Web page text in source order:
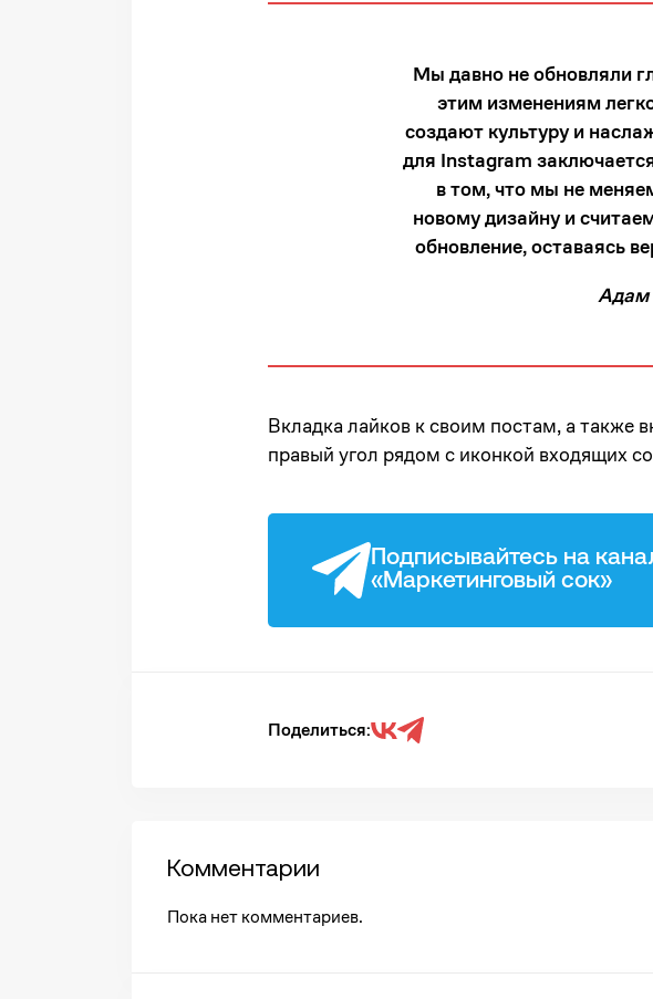
Мы давно не обновляли
этим изменениям
создают культуру и
для Instagram
в том, что мы не
новому дизайну и
обновление, оставаясь
Адам
Вкладка лайков к своим постам, а также
правый угол рядом с иконкой входящих
Подписывайтесь на
«Маркетинговый сок»
Поделиться:
Комментарии
Пока нет комментариев.